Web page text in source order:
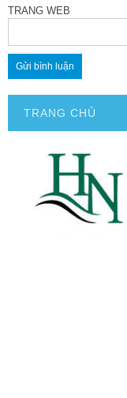
TRANG WEB
TRANG CHỦ